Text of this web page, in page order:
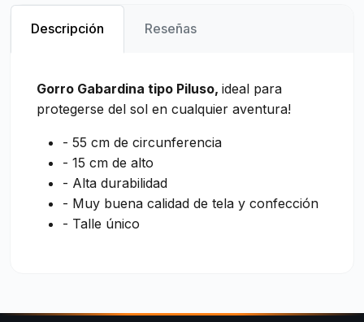
Descripción Reseñas
Gorro Gabardina tipo Piluso, ideal para
protegerse del sol en cualquier aventura!
- 55 cm de circunferencia
- 15 cm de alto
- Alta durabilidad
- Muy buena calidad de tela y confección
- Talle único